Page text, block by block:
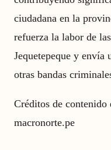
ciudadana en la
refuerza la labor de
Jequetepeque y envía
otras bandas
Créditos de contenido
macronorte.pe